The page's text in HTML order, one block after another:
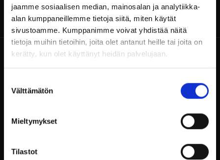
jaamme sosiaalisen median, mainosalan ja analytiikka-
alan kumppaneillemme tietoja siitä, miten käytät
sivustoamme. Kumppanimme voivat yhdistää näitä
tietoja muihin tietoihin, joita olet antanut heille tai joita on
kerätty, kun olet käyttänyt heidän palvelujaan.
valinta
Välttämätön
Mieltymykset
Tilastot
Ruukintie 8
Kokousvaraukset